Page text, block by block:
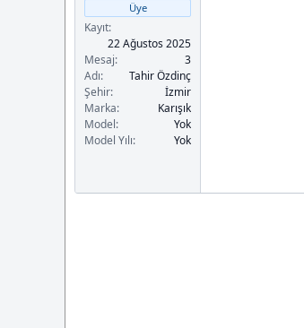
Üye
Kayıt
22 Ağustos 2025
Mesaj
3
Adı
Tahir Özdinç
Şehir
İzmir
Marka
Karışık
Model
Yok
Model Yılı
Yok